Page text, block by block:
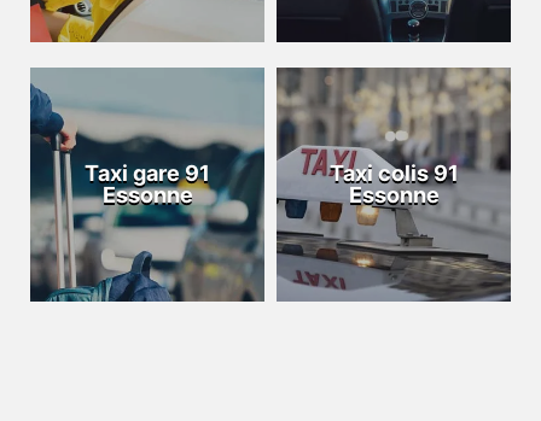
Taxi gare 91
Essonne
Taxi colis 91
Essonne